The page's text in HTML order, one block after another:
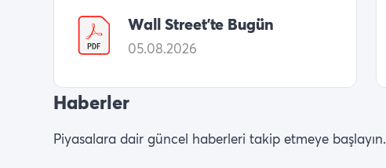
Wall Street’te Bugün
05.08.2026
Haberler
Piyasalara dair güncel haberleri takip etmeye başlayın.